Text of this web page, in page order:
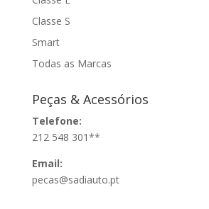
Classe S
Smart
Todas as Marcas
Peças & Acessórios
Telefone:
212 548 301**
Email:
pecas@sadiauto.pt